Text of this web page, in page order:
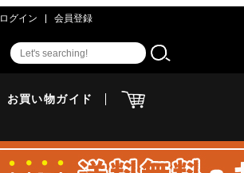
ログイン 会員登録